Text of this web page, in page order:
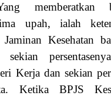
memberatkan
upah, ialah
Kesehatan
sekian
Kerja dan sekian
Ketika BPJS